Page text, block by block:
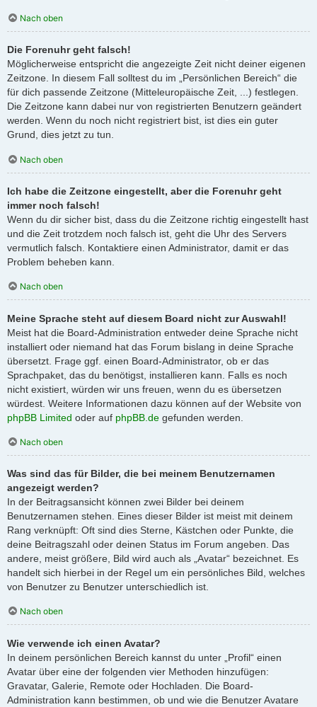
Nach oben
Die Forenuhr geht falsch!
Möglicherweise entspricht die angezeigte Zeit nicht deiner eigenen
Zeitzone. In diesem Fall solltest du im „Persönlichen Bereich“ die
für dich passende Zeitzone (Mitteleuropäische Zeit, ...) festlegen.
Die Zeitzone kann dabei nur von registrierten Benutzern geändert
werden. Wenn du noch nicht registriert bist, ist dies ein guter
Grund, dies jetzt zu tun.
Nach oben
Ich habe die Zeitzone eingestellt, aber die Forenuhr geht
immer noch falsch!
Wenn du dir sicher bist, dass du die Zeitzone richtig eingestellt hast
und die Zeit trotzdem noch falsch ist, geht die Uhr des Servers
vermutlich falsch. Kontaktiere einen Administrator, damit er das
Problem beheben kann.
Nach oben
Meine Sprache steht auf diesem Board nicht zur Auswahl!
Meist hat die Board-Administration entweder deine Sprache nicht
installiert oder niemand hat das Forum bislang in deine Sprache
übersetzt. Frage ggf. einen Board-Administrator, ob er das
Sprachpaket, das du benötigst, installieren kann. Falls es noch
nicht existiert, würden wir uns freuen, wenn du es übersetzen
würdest. Weitere Informationen dazu können auf der Website von
phpBB Limited oder auf phpBB.de gefunden werden.
Nach oben
Was sind das für Bilder, die bei meinem Benutzernamen
angezeigt werden?
In der Beitragsansicht können zwei Bilder bei deinem
Benutzernamen stehen. Eines dieser Bilder ist meist mit deinem
Rang verknüpft: Oft sind dies Sterne, Kästchen oder Punkte, die
deine Beitragszahl oder deinen Status im Forum angeben. Das
andere, meist größere, Bild wird auch als „Avatar“ bezeichnet. Es
handelt sich hierbei in der Regel um ein persönliches Bild, welches
von Benutzer zu Benutzer unterschiedlich ist.
Nach oben
Wie verwende ich einen Avatar?
In deinem persönlichen Bereich kannst du unter „Profil“ einen
Avatar über eine der folgenden vier Methoden hinzufügen:
Gravatar, Galerie, Remote oder Hochladen. Die Board-
Administration kann bestimmen, ob und wie die Benutzer Avatare